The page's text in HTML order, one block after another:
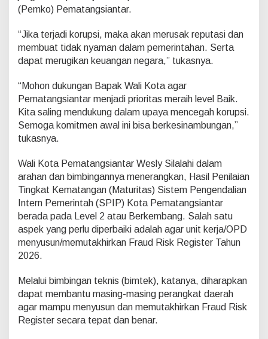
(Pemko) Pematangsiantar.
“Jika terjadi korupsi, maka akan merusak reputasi dan
membuat tidak nyaman dalam pemerintahan. Serta
dapat merugikan keuangan negara,” tukasnya.
“Mohon dukungan Bapak Wali Kota agar
Pematangsiantar menjadi prioritas meraih level Baik.
Kita saling mendukung dalam upaya mencegah korupsi.
Semoga komitmen awal ini bisa berkesinambungan,”
tukasnya.
Wali Kota Pematangsiantar Wesly Silalahi dalam
arahan dan bimbingannya menerangkan, Hasil Penilaian
Tingkat Kematangan (Maturitas) Sistem Pengendalian
Intern Pemerintah (SPIP) Kota Pematangsiantar
berada pada Level 2 atau Berkembang. Salah satu
aspek yang perlu diperbaiki adalah agar unit kerja/OPD
menyusun/memutakhirkan Fraud Risk Register Tahun
2026.
Melalui bimbingan teknis (bimtek), katanya, diharapkan
dapat membantu masing-masing perangkat daerah
agar mampu menyusun dan memutakhirkan Fraud Risk
Register secara tepat dan benar.